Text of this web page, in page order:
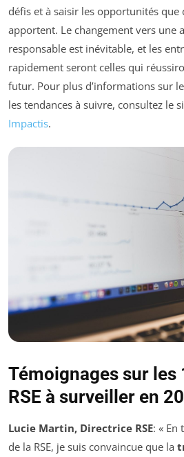
défis et à saisir les opportunités que
apportent. Le changement vers une
responsable est inévitable, et les
rapidement seront celles qui
futur. Pour plus d’informations sur
les tendances à suivre, consultez le
Impactis.
Témoignages sur les
RSE à surveiller en
Lucie Martin, Directrice RSE: « En
de la RSE, je suis convaincue que la